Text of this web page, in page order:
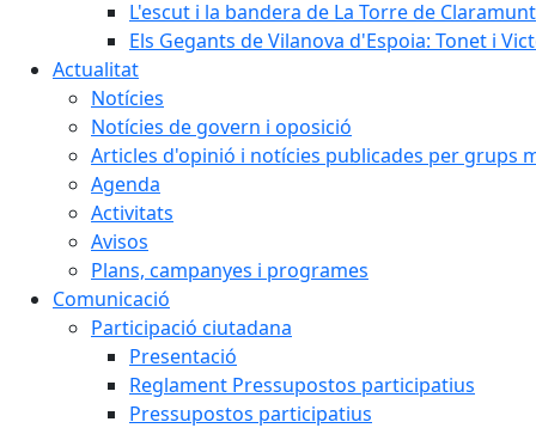
L'escut i la bandera de La Torre de Claramunt
Els Gegants de Vilanova d'Espoia: Tonet i
Actualitat
Notícies
Notícies de govern i oposició
Articles d'opinió i notícies publicades per grups
Agenda
Activitats
Avisos
Plans, campanyes i programes
Comunicació
Participació ciutadana
Presentació
Reglament Pressupostos participatius
Pressupostos participatius